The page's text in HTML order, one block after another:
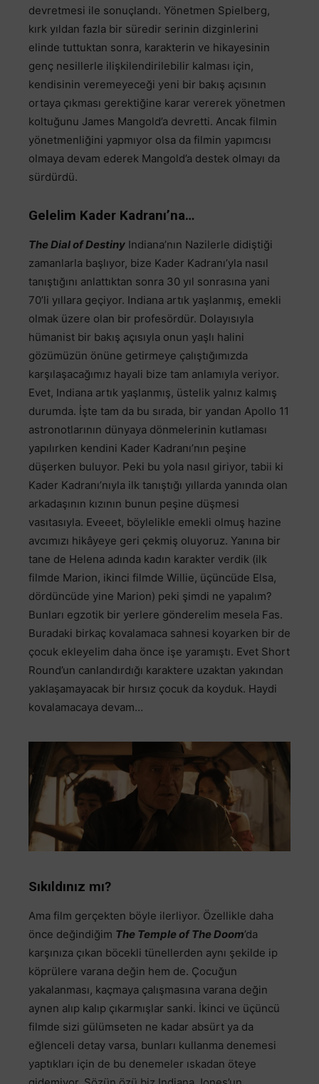
devretmesi ile sonuçlandı. Yönetmen Spielberg,
kırk yıldan fazla bir süredir serinin dizginlerini
elinde tuttuktan sonra, karakterin ve hikayesinin
genç nesillerle ilişkilendirilebilir kalması için,
kendisinin veremeyeceği yeni bir bakış açısının
ortaya çıkması gerektiğine karar vererek yönetmen
koltuğunu James Mangold’a devretti. Ancak filmin
yönetmenliğini yapmıyor olsa da filmin yapımcısı
olmaya devam ederek Mangold’a destek olmayı da
sürdürdü.
Gelelim Kader Kadranı’na…
The Dial of Destiny Indiana’nın Nazilerle didiştiği
zamanlarla başlıyor, bize Kader Kadranı’yla nasıl
tanıştığını anlattıktan sonra 30 yıl sonrasına yani
70’li yıllara geçiyor. Indiana artık yaşlanmış, emekli
olmak üzere olan bir profesördür. Dolayısıyla
hümanist bir bakış açısıyla onun yaşlı halini
gözümüzün önüne getirmeye çalıştığımızda
karşılaşacağımız hayali bize tam anlamıyla veriyor.
Evet, Indiana artık yaşlanmış, üstelik yalnız kalmış
durumda. İşte tam da bu sırada, bir yandan Apollo 11
astronotlarının dünyaya dönmelerinin kutlaması
yapılırken kendini Kader Kadranı’nın peşine
düşerken buluyor. Peki bu yola nasıl giriyor, tabii ki
Kader Kadranı’nıyla ilk tanıştığı yıllarda yanında olan
arkadaşının kızının bunun peşine düşmesi
vasıtasıyla. Eveeet, böylelikle emekli olmuş hazine
avcımızı hikâyeye geri çekmiş oluyoruz. Yanına bir
tane de Helena adında kadın karakter verdik (ilk
filmde Marion, ikinci filmde Willie, üçüncüde Elsa,
dördüncüde yine Marion) peki şimdi ne yapalım?
Bunları egzotik bir yerlere gönderelim mesela Fas.
Buradaki birkaç kovalamaca sahnesi koyarken bir de
çocuk ekleyelim daha önce işe yaramıştı. Evet Short
Round’un canlandırdığı karaktere uzaktan yakından
yaklaşamayacak bir hırsız çocuk da koyduk. Haydi
kovalamacaya devam…
Sıkıldınız mı?
Ama film gerçekten böyle ilerliyor. Özellikle daha
önce değindiğim The Temple of The Doom’da
karşınıza çıkan böcekli tünellerden aynı şekilde ip
köprülere varana değin hem de. Çocuğun
yakalanması, kaçmaya çalışmasına varana değin
aynen alıp kalıp çıkarmışlar sanki. İkinci ve üçüncü
filmde sizi gülümseten ne kadar absürt ya da
eğlenceli detay varsa, bunları kullanma denemesi
yaptıkları için de bu denemeler ıskadan öteye